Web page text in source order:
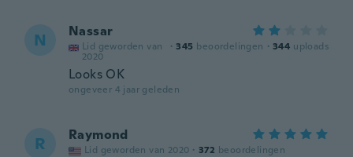
N Nassar
Lid geworden van
2020
· 345 beoordelingen · 344 uploads
Looks OK
ongeveer 4 jaar geleden
R Raymond
Lid geworden van 2020 · 372 beoordelingen